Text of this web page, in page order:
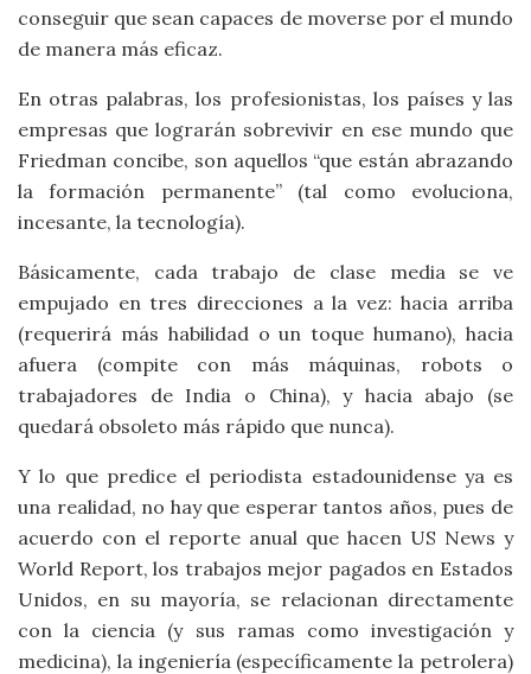
conseguir que sean capaces de moverse por el mundo
de manera más eficaz.
En otras palabras, los profesionistas, los países y las
empresas que lograrán sobrevivir en ese mundo que
Friedman concibe, son aquellos “que están abrazando
la formación permanente” (tal como evoluciona,
incesante, la tecnología).
Básicamente, cada trabajo de clase media se ve
empujado en tres direcciones a la vez: hacia arriba
(requerirá más habilidad o un toque humano), hacia
afuera (compite con más máquinas, robots o
trabajadores de India o China), y hacia abajo (se
quedará obsoleto más rápido que nunca).
Y lo que predice el periodista estadounidense ya es
una realidad, no hay que esperar tantos años, pues de
acuerdo con el reporte anual que hacen US News y
World Report, los trabajos mejor pagados en Estados
Unidos, en su mayoría, se relacionan directamente
con la ciencia (y sus ramas como investigación y
medicina), la ingeniería (específicamente la petrolera)